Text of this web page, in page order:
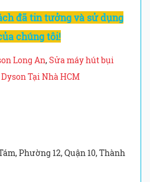
đã tin tưởng và sử dụng
chúng tôi!
Long An,Sửa máy hút bụi
Tại Nhà HCM
Phường 12, Quận 10, Thành